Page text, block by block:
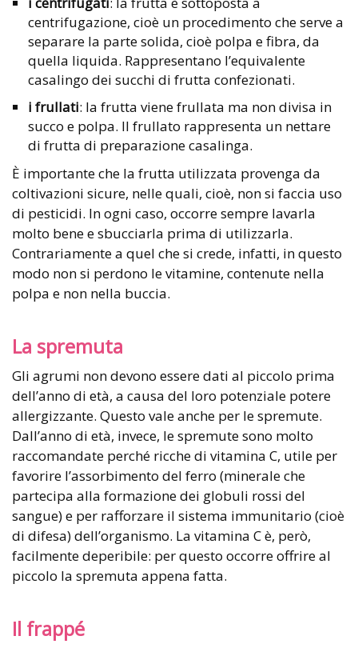
centrifugazione, cioè un procedimento che serve a
separare la parte solida, cioè polpa e fibra, da
quella liquida. Rappresentano l’equivalente
casalingo dei succhi di frutta confezionati.
i frullati: la frutta viene frullata ma non divisa in
succo e polpa. Il frullato rappresenta un nettare
di frutta di preparazione casalinga.
È importante che la frutta utilizzata provenga da
coltivazioni sicure, nelle quali, cioè, non si faccia uso
di pesticidi. In ogni caso, occorre sempre lavarla
molto bene e sbucciarla prima di utilizzarla.
Contrariamente a quel che si crede, infatti, in questo
modo non si perdono le vitamine, contenute nella
polpa e non nella buccia.
La spremuta
Gli agrumi non devono essere dati al piccolo prima
dell’anno di età, a causa del loro potenziale potere
allergizzante. Questo vale anche per le spremute.
Dall’anno di età, invece, le spremute sono molto
raccomandate perché ricche di vitamina C, utile per
favorire l’assorbimento del ferro (minerale che
partecipa alla formazione dei globuli rossi del
sangue) e per rafforzare il sistema immunitario (cioè
di difesa) dell’organismo. La vitamina C è, però,
facilmente deperibile: per questo occorre offrire al
piccolo la spremuta appena fatta.
Il frappé